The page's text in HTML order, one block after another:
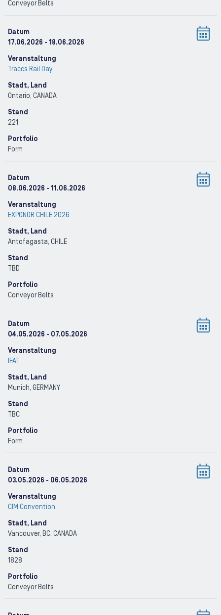
Conveyor Belts
Datum
17.06.2026 - 18.06.2026
Veranstaltung
Traccs Rail Day
Stadt, Land
Ontario, CANADA
Stand
221
Portfolio
Form
Datum
08.06.2026 - 11.06.2026
Veranstaltung
EXPONOR CHILE 2026
Stadt, Land
Antofagasta, CHILE
Stand
TBD
Portfolio
Conveyor Belts
Datum
04.05.2026 - 07.05.2026
Veranstaltung
IFAT
Stadt, Land
Munich, GERMANY
Stand
TBC
Portfolio
Form
Datum
03.05.2026 - 06.05.2026
Veranstaltung
CIM Convention
Stadt, Land
Vancouver, BC, CANADA
Stand
1828
Portfolio
Conveyor Belts